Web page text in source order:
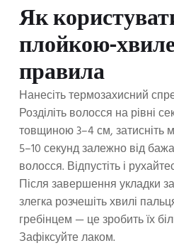
Як
плойкою-
правила
Нанесіть термозахисний
Розділіть волосся на рівні
товщиною 3–4 см, затисніть
5–10 секунд залежно від
волосся. Відпустіть і
Після завершення укладки
злегка розчешіть хвилі
гребінцем — це зробить їх
Зафіксуйте лаком.